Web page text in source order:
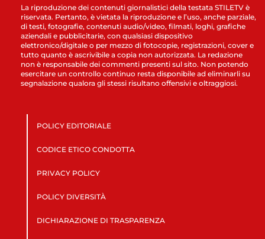
La riproduzione dei contenuti giornalistici della testata STILETV è
riservata. Pertanto, è vietata la riproduzione e l’uso, anche parziale,
di testi, fotografie, contenuti audio/video, filmati, loghi, grafiche
aziendali e pubblicitarie, con qualsiasi dispositivo
elettronico/digitale o per mezzo di fotocopie, registrazioni, cover e
tutto quanto è ascrivibile a copia non autorizzata. La redazione
non è responsabile dei commenti presenti sul sito. Non potendo
esercitare un controllo continuo resta disponibile ad eliminarli su
segnalazione qualora gli stessi risultano offensivi e oltraggiosi.
POLICY EDITORIALE
CODICE ETICO CONDOTTA
PRIVACY POLICY
POLICY DIVERSITÀ
DICHIARAZIONE DI TRASPARENZA